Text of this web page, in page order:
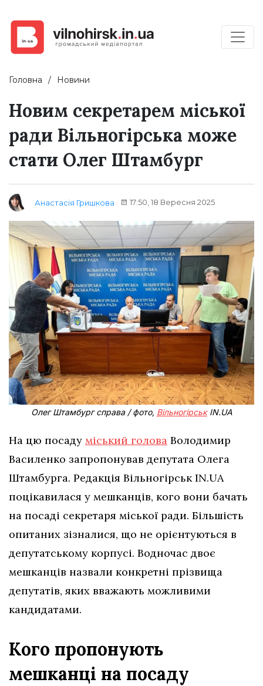
Головна Новини
Новим секретарем міської
ради Вільногірська може
стати Олег Штамбург
Анастасія Гришкова 17:50, 18 Вересня 2025
Олег Штамбург справа / фото, ВільногірськIN.UA
На цю посаду міський голова Володимир
Василенко запропонував депутата Олега
Штамбурга. Редакція Вільногірськ IN.UA
поцікавилася у мешканців, кого вони бачать
на посаді секретаря міської ради. Більшість
опитаних зізналися, що не орієнтуються в
депутатському корпусі. Водночас двоє
мешканців назвали конкретні прізвища
депутатів, яких вважають можливими
кандидатами.
Кого пропонують
мешканці на посаду